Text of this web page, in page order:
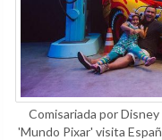
Comisariada por
'Mundo Pixar' visita